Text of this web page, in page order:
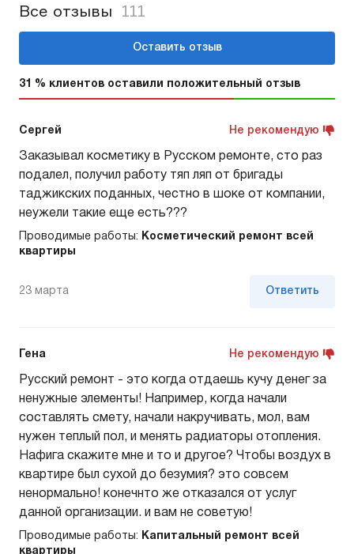
Все отзывы 111
Оставить отзыв
31 % клиентов оставили положительный отзыв
Сергей Не рекомендую
Заказывал косметику в Русском ремонте, сто раз
подалел, получил работу тяп ляп от бригады
таджикских поданных, честно в шоке от компании,
неужели такие еще есть???
Проводимые работы:
Косметический ремонт всей
квартиры
23 марта Ответить
Гена Не рекомендую
Русский ремонт - это когда отдаешь кучу денег за
ненужные элементы! Например, когда начали
составлять смету, начали накручивать, мол, вам
нужен теплый пол, и менять радиаторы отопления.
Нафига скажите мне и то и другое? Чтобы воздух в
квартире был сухой до безумия? это совсем
ненормально! конечнто же отказался от услуг
данной организации. и вам не советую!
Проводимые работы:
Капитальный ремонт всей
квартиры